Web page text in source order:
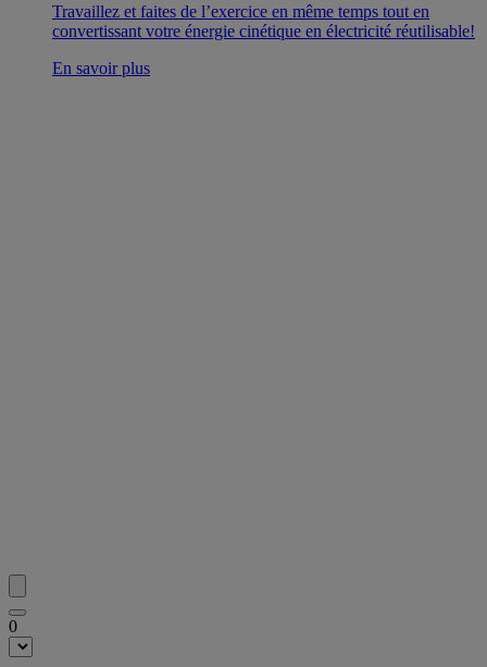
Travaillez et faites de l’exercice en même temps tout en
convertissant votre énergie cinétique en électricité réutilisable!
En savoir plus
0